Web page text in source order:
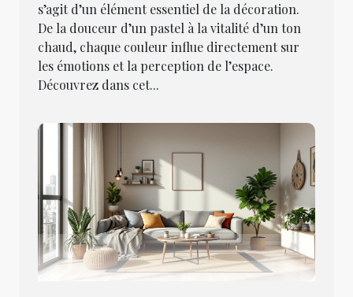
s’agit d’un élément essentiel de la décoration.
De la douceur d’un pastel à la vitalité d’un ton
chaud, chaque couleur influe directement sur
les émotions et la perception de l’espace.
Découvrez dans cet...